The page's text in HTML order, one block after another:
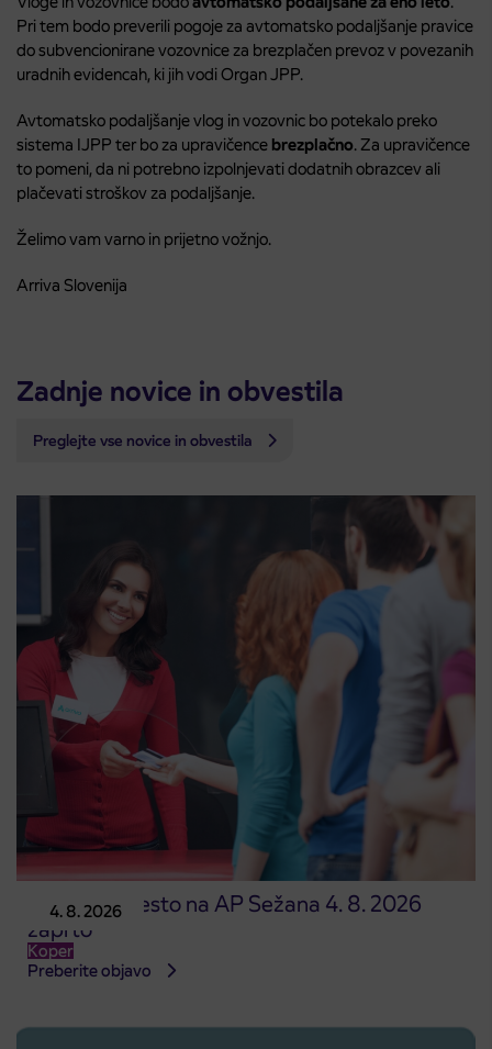
Pri tem bodo preverili pogoje za avtomatsko podaljšanje pravice
do subvencionirane vozovnice za brezplačen prevoz v povezanih
uradnih evidencah, ki jih vodi Organ JPP.
Avtomatsko podaljšanje vlog in vozovnic bo potekalo preko
sistema IJPP ter bo za upravičence brezplačno. Za upravičence
to pomeni, da ni potrebno izpolnjevati dodatnih obrazcev ali
plačevati stroškov za podaljšanje.
Želimo vam varno in prijetno vožnjo.
Arriva Slovenija
Zadnje novice in obvestila
Preglejte vse novice in obvestila
4. 8. 2026
Prodajno mesto na AP Sežana 4. 8. 2026
zaprto
Koper
Preberite objavo